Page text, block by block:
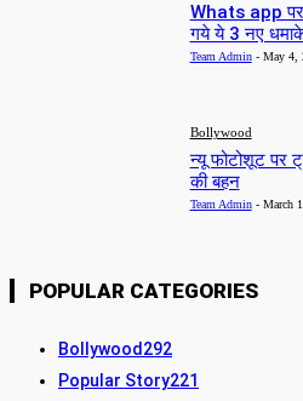
Whats app पर
गये ये 3 नए
Team Admin - May 4,
Bollywood
न्यू फोटोशूट पर
की बहन
Team Admin - March
POPULAR CATEGORIES
Bollywood292
Popular Story221